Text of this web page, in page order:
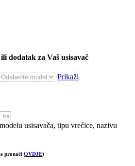
dodatak za Vaš usisavač
Prikaži
usisavača, tipu vrećice, nazivu
pronaći OVDJE)